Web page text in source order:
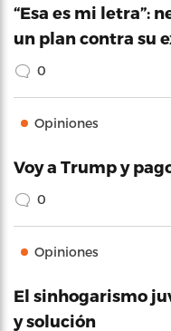
“Esa es mi letra”:
un plan contra su
0
Opiniones
Voy a Trump y
0
Opiniones
El sinhogarismo
y solución